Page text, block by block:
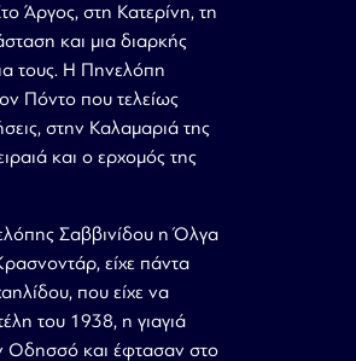
Άργος, στη Κατερίνη, τη
και μια διαρκής
τους. Η Πηνελόπη
Πόντο που τελείως
στην Καλαμαριά της
και ο ερχομός της
Σαββινίδου η Όλγα
είχε πάντα
που είχε να
του 1938, η γιαγιά
Οδησσό και έφτασαν στο